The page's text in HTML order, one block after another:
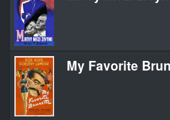
My Favorite